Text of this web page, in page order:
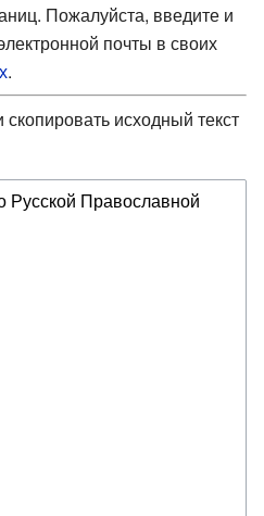
Пожалуйста, введите и
почты в своих
.
исходный текст